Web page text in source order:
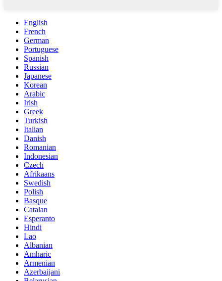
English
French
German
Portuguese
Spanish
Russian
Japanese
Korean
Arabic
Irish
Greek
Turkish
Italian
Danish
Romanian
Indonesian
Czech
Afrikaans
Swedish
Polish
Basque
Catalan
Esperanto
Hindi
Lao
Albanian
Amharic
Armenian
Azerbaijani